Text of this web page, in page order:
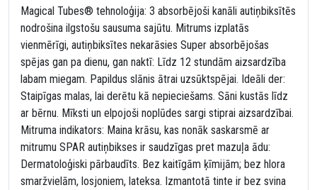
Magical Tubes® tehnoloģija: 3 absorbējoši kanāli autiņbiksītēs
nodrošina ilgstošu sausuma sajūtu. Mitrums izplatās
vienmērīgi, autiņbiksītes nekarāsies Super absorbējošas
spējas gan pa dienu, gan naktī: Līdz 12 stundām aizsardzība
labam miegam. Papildus slānis ātrai uzsūktspējai. Ideāli der:
Staipīgas malas, lai derētu kā nepieciešams. Sāni kustās līdz
ar bērnu. Mīksti un elpojoši noplūdes sargi stiprai aizsardzībai.
Mitruma indikators: Maina krāsu, kas nonāk saskarsmē ar
mitrumu SPAR autiņbikses ir saudzīgas pret mazuļa ādu:
Dermatoloģiski pārbaudīts. Bez kaitīgām ķīmijām; bez hlora
smaržvielām, losjoniem, lateksa. Izmantotā tinte ir bez svina